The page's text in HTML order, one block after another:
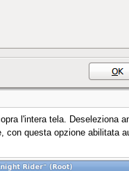
l'intera tela. Deseleziona
questa opzione